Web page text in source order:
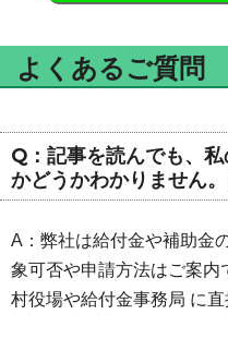
よくあるご質問
Q：記事を読んでも、
かどうかわかりません
A：弊社は給付金や補助金
象可否や申請方法はご案内
村役場や給付金事務局 に